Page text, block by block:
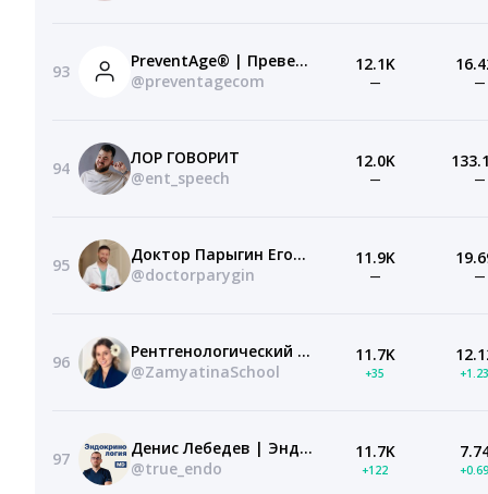
93
PreventAge® | Превентэйдж
@preventagecom
12.1K
— —
94
ЛОР ГОВОРИТ
@ent_speech
12.0K
— —
95
Доктор Парыгин Егор Андреевич
@doctorparygin
11.9K
— —
96
Рентгенологический блог Ксении Андреевны
@ZamyatinaSchool
11.7K
+35
97
Денис Лебедев | Эндокринология MD.school
@true_endo
11.7K
+122